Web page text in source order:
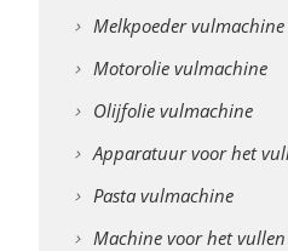
Melkpoeder vulmachine
Motorolie vulmachine
Olijfolie vulmachine
Apparatuur voor het
Pasta vulmachine
Machine voor het